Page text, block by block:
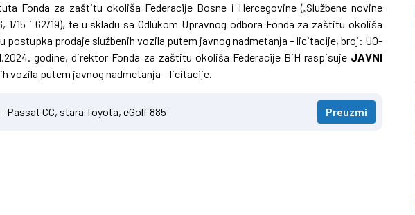
Fonda za zaštitu okoliša Federacije Bosne i Hercegovine („Službene novine
1/15 i 62/19), te u skladu sa Odlukom Upravnog odbora Fonda za zaštitu okoliša
postupka prodaje službenih vozila putem javnog nadmetanja – licitacije, broj: UO-
godine, direktor Fonda za zaštitu okoliša Federacije BiH raspisuje JAVNI
vozila putem javnog nadmetanja – licitacije.
Passat CC, stara Toyota, eGolf 885 Preuzmi